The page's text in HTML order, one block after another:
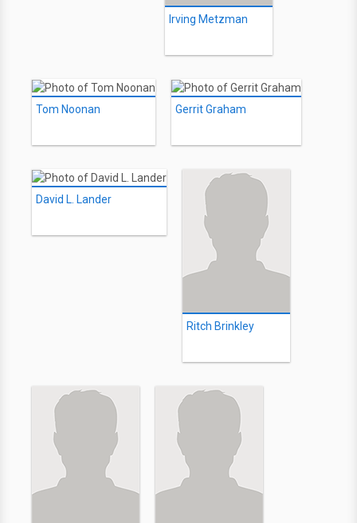
Irving Metzman
Tom Noonan Gerrit Graham
David L. Lander
Ritch Brinkley